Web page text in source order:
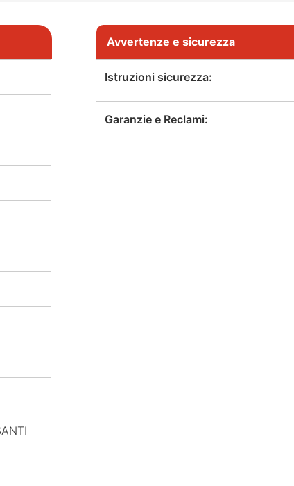
Avvertenze e sicurezza
Istruzioni sicurezza:
Garanzie e Reclami: